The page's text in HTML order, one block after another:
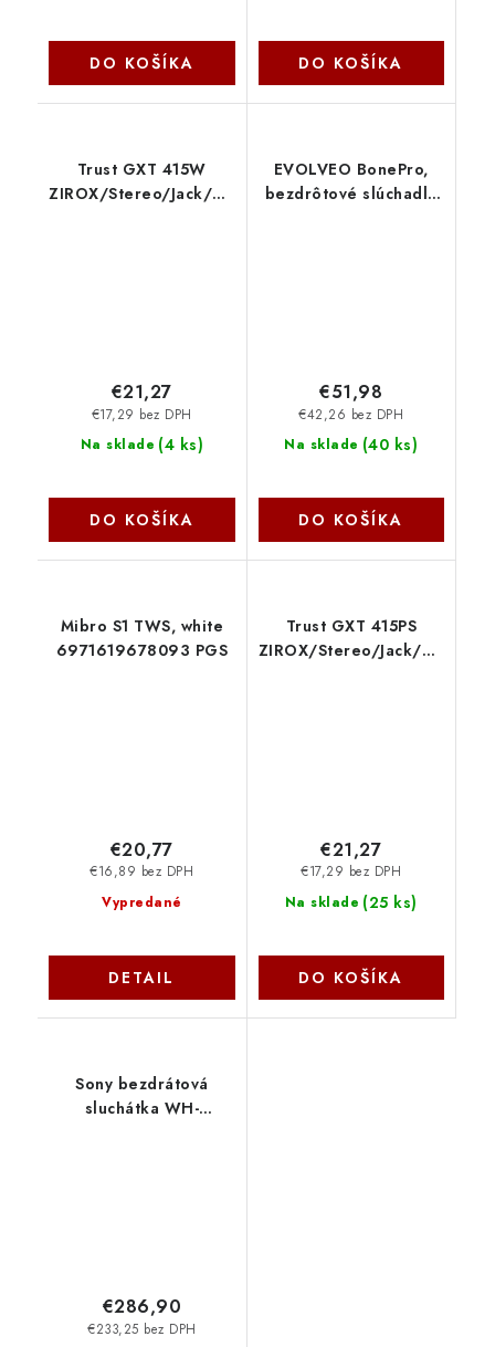
DO KOŠÍKA DO KOŠÍKA
Trust GXT 415W
ZIROX/Stereo/Jack/Drát/Bílá
Na sklade (4 ks)
€17,29 bez DPH
€21,27
DO KOŠÍKA
EVOLVEO BonePro,
bezdrôtové slúchadlá
Na sklade (40 ks)
€42,26 bez DPH
€51,98
DO KOŠÍKA
Mibro S1 TWS, white
6971619678093 PGS
Vypredané
€16,89 bez DPH
€20,77
DETAIL
Trust GXT 415PS
ZIROX/Stereo/Jack/Drát/Bílá
Na sklade (25 ks)
€17,29 bez DPH
€21,27
DO KOŠÍKA
Sony bezdrátová
sluchátka WH-
€233,25 bez DPH
€286,90